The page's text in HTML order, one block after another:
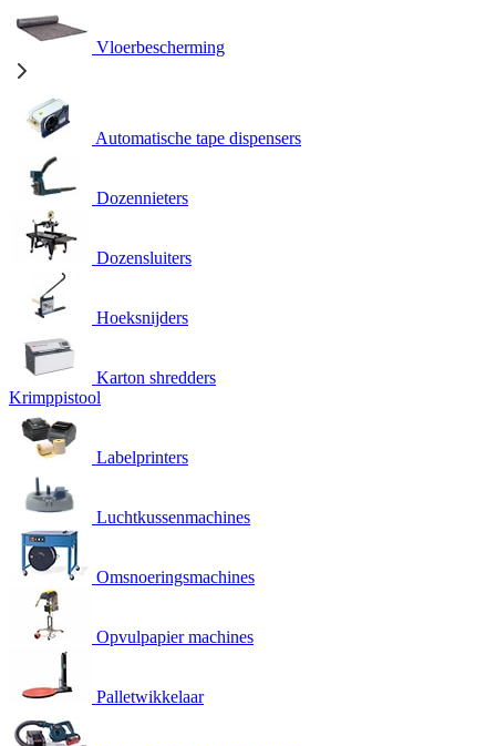
Vloerbescherming
Automatische tape dispensers
Dozennieters
Dozensluiters
Hoeksnijders
Karton shredders
Krimppistool
Labelprinters
Luchtkussenmachines
Omsnoeringsmachines
Opvulpapier machines
Palletwikkelaar